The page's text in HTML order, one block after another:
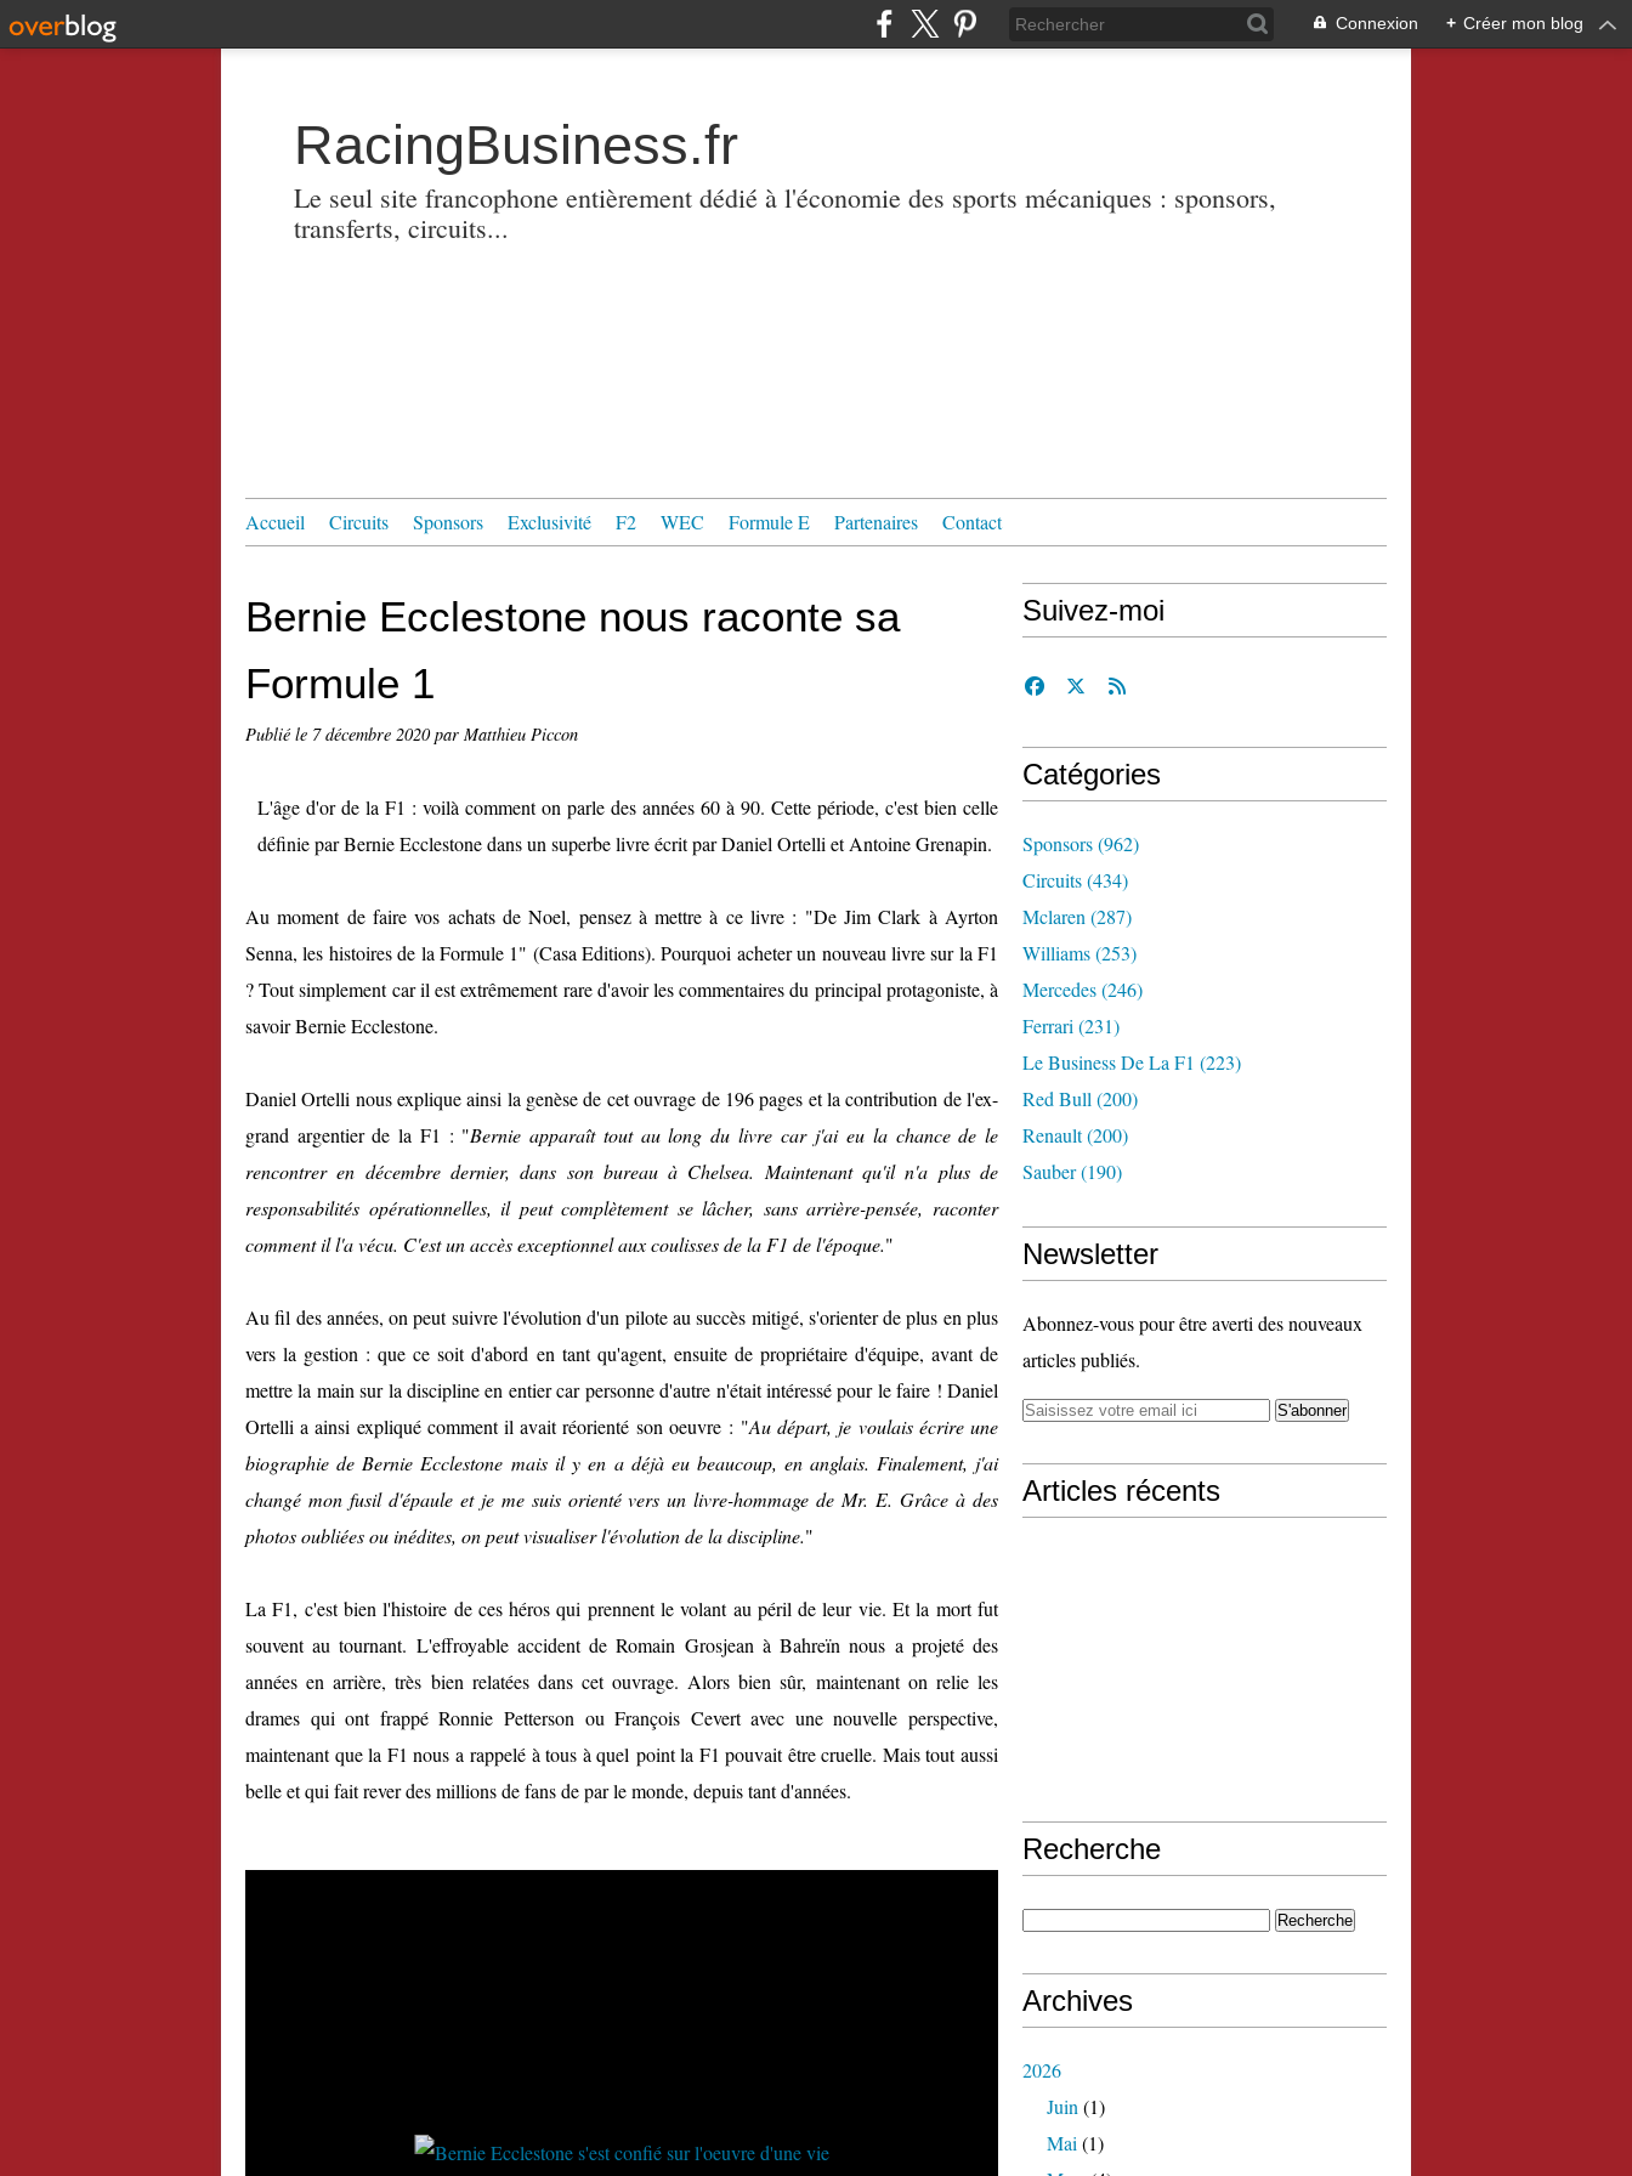
Connexion + Créer mon blog
RacingBusiness.fr
Le seul site francophone entièrement dédié à l'économie des sports mécaniques : sponsors,
transferts, circuits...
Accueil Circuits Sponsors Exclusivité F2 WEC Formule E Partenaires Contact
Bernie Ecclestone nous raconte sa
Formule 1
Publié le 7 décembre 2020par Matthieu Piccon
L'âge d'or de la F1 : voilà comment on parle des années 60 à 90. Cette période, c'est bien celle
définie par Bernie Ecclestone dans un superbe livre écrit par Daniel Ortelli et Antoine Grenapin.
Au moment de faire vos achats de Noel, pensez à mettre à ce livre : "De Jim Clark à Ayrton
Senna, les histoires de la Formule 1" (Casa Editions). Pourquoi acheter un nouveau livre sur la F1
? Tout simplement car il est extrêmement rare d'avoir les commentaires du principal protagoniste, à
savoir Bernie Ecclestone.
Daniel Ortelli nous explique ainsi la genèse de cet ouvrage de 196 pages et la contribution de l'ex-
grand argentier de la F1 : "Bernie apparaît tout au long du livre car j'ai eu la chance de le
rencontrer en décembre dernier, dans son bureau à Chelsea. Maintenant qu'il n'a plus de
responsabilités opérationnelles, il peut complètement se lâcher, sans arrière-pensée, raconter
comment il l'a vécu. C'est un accès exceptionnel aux coulisses de la F1 de l'époque."
Au fil des années, on peut suivre l'évolution d'un pilote au succès mitigé, s'orienter de plus en plus
vers la gestion : que ce soit d'abord en tant qu'agent, ensuite de propriétaire d'équipe, avant de
mettre la main sur la discipline en entier car personne d'autre n'était intéressé pour le faire ! Daniel
Ortelli a ainsi expliqué comment il avait réorienté son oeuvre : "Au départ, je voulais écrire une
biographie de Bernie Ecclestone mais il y en a déjà eu beaucoup, en anglais. Finalement, j'ai
changé mon fusil d'épaule et je me suis orienté vers un livre-hommage de Mr. E. Grâce à des
photos oubliées ou inédites, on peut visualiser l'évolution de la discipline."
La F1, c'est bien l'histoire de ces héros qui prennent le volant au péril de leur vie. Et la mort fut
souvent au tournant. L'effroyable accident de Romain Grosjean à Bahreïn nous a projeté des
années en arrière, très bien relatées dans cet ouvrage. Alors bien sûr, maintenant on relie les
drames qui ont frappé Ronnie Petterson ou François Cevert avec une nouvelle perspective,
maintenant que la F1 nous a rappelé à tous à quel point la F1 pouvait être cruelle. Mais tout aussi
belle et qui fait rever des millions de fans de par le monde, depuis tant d'années.
Suivez-moi
Catégories
Sponsors(962)
Circuits(434)
Mclaren (287)
Williams(253)
Mercedes(246)
Ferrari (231)
Le Business De La F1 (223)
Red Bull (200)
Renault(200)
Sauber(190)
Newsletter
Abonnez-vous pour être averti des nouveaux
articles publiés.
Articles récents
Recherche
Archives
2026
Juin (1)
Mai (1)